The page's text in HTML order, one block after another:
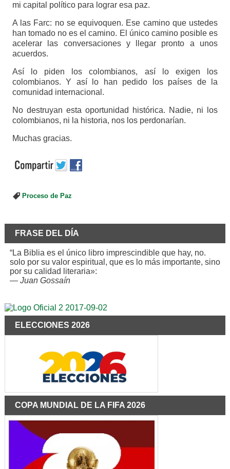
mi capital político para lograr esa paz.
A las Farc: no se equivoquen. Ese camino que ustedes
han tomado no es el camino. El único camino posible es
acelerar las conversaciones y llegar pronto a unos
acuerdos.
Así lo piden los colombianos, así lo exigen los
colombianos. Y así lo han pedido los países de la
comunidad internacional.
No destruyan esta oportunidad histórica. Nadie, ni los
colombianos, ni la historia, nos los perdonarían.
Muchas gracias.
Proceso de Paz
FRASE DEL DÍA
“La Biblia es el único libro imprescindible que hay, no.
solo por su valor espiritual, que es lo más importante, sino
por su calidad literaria»:
— Juan Gossaín
ELECCIONES 2026
COPA MUNDIAL DE LA FIFA 2026